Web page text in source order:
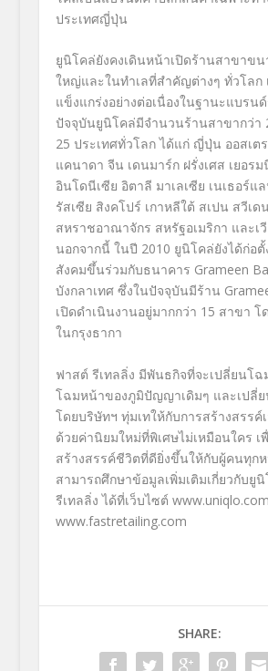
ประเทศญี่ปุ่น
ยูนิโคล่ยังคงเดินหน้าเปิดร้านสาขาขน
ใหญ่และในทำเลที่สำคัญต่างๆ ทั่วโลก
แข็งแกร่งอย่างต่อเนื่องในฐานะแบรน
ปัจจุบันยูนิโคล่มีจำนวนร้านสาขากว่า
25 ประเทศทั่วโลก ได้แก่ ญี่ปุ่น ออสเตร
แคนาดา จีน เดนมาร์ก ฝรั่งเศส เยอรม
อินโดนีเซีย อิตาลี มาเลเซีย เนเธอร์
รัสเซีย สิงคโปร์ เกาหลีใต้ สเปน สวีเด
สหราชอาณาจักร สหรัฐอเมริกา และเ
นอกจากนี้ ในปี 2010 ยูนิโคล่ยังได้ก่อตั้
สังคมขึ้นร่วมกับธนาคาร Grameen
บังกลาเทศ ซึ่งในปัจจุบันมีร้าน
เปิดดำเนินงานอยู่มากกว่า 15 สาขา
ในกรุงธากา
ฟาสต์ รีเทลลิ่ง มีพันธกิจที่จะเปลี่ยนโฉ
โฉมหน้าของภูมิปัญญาเดิมๆ และเปลี่
โดยบริษัทฯ ทุ่มเทให้กับการสร้างสรรค์
ด้วยค่านิยมใหม่ที่พิเศษไม่เหมือนใคร เ
สร้างสรรค์ชีวิตที่ดียิ่งขึ้นให้กับผู้คนทุก
สามารถศึกษาข้อมูลเพิ่มเติมเกี่ยวกับยู
รีเทลลิ่ง ได้ที่เว็บไซต์ www.uniqlo.com
www.fastretailing.com
SHARE: